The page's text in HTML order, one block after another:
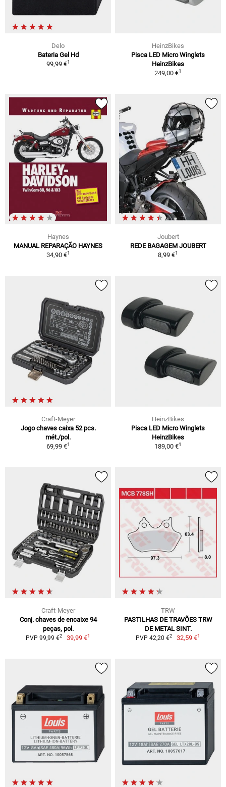
Delo
Bateria Gel Hd
99,99 €1
HeinzBikes
Pisca LED Micro Winglets
HeinzBikes
249,00 €1
Haynes
MANUAL REPARAÇÃO HAYNES
34,90 €1
Joubert
REDE BAGAGEM JOUBERT
8,99 €1
Craft-Meyer
Jogo chaves caixa 52 pcs.
mét./pol.
69,99 €1
HeinzBikes
Pisca LED Micro Winglets
HeinzBikes
189,00 €1
Craft-Meyer
Conj. chaves de encaixe 94
peças, pol.
PVP 99,99 €2 39,99 €1
TRW
PASTILHAS DE TRAVÕES TRW
DE METAL SINT.
PVP 42,20 €2 32,59 €1